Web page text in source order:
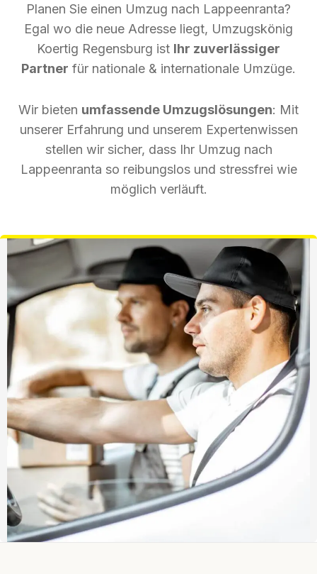
Planen Sie einen Umzug nach Lappeenranta?
Egal wo die neue Adresse liegt, Umzugskönig
Koertig Regensburg ist Ihr zuverlässiger
Partner für nationale & internationale Umzüge.
Wir bieten umfassende Umzugslösungen: Mit
unserer Erfahrung und unserem Expertenwissen
stellen wir sicher, dass Ihr Umzug nach
Lappeenranta so reibungslos und stressfrei wie
möglich verläuft.